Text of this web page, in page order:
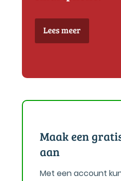
Lees meer
Maak een
aan
Met een account